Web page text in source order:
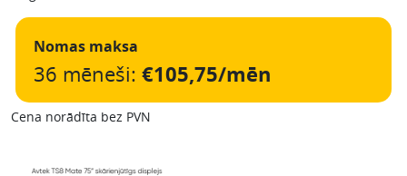
Nomas maksa
36 mēneši: €105,75/mēn
Cena norādīta bez PVN